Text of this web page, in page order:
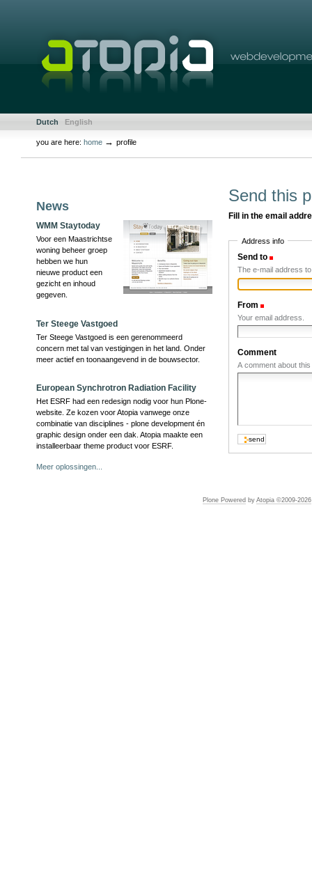
navigation
Dutch English
Personal
tools
you are here: home →profile
News
WMM Staytoday
Voor een Maastrichtse
woning beheer groep
hebben we hun
nieuwe product een
gezicht en inhoud
gegeven.
Ter Steege Vastgoed
Ter Steege Vastgoed is een gerenommeerd
concern met tal van vestigingen in het land. Onder
meer actief en toonaangevend in de bouwsector.
European Synchrotron Radiation Facility
Het ESRF had een redesign nodig voor hun Plone-
website. Ze kozen voor Atopia vanwege onze
combinatie van disciplines - plone development én
graphic design onder een dak. Atopia maakte een
installeerbaar theme product voor ESRF.
Meer oplossingen...
Send this
Fill in the email
Address info
Send to
The e-mail address
From
Your email address.
Comment
A comment about
Plone Powered byAtopia ©2009-2026